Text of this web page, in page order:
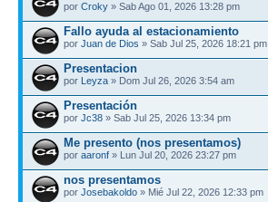
por Croky » Sab Ago 01, 2026 13:28 pm
Fallo ayuda al estacionamiento
por Juan de Dios » Sab Jul 25, 2026 18:21 pm
Presentacion
por Leyza » Dom Jul 26, 2026 3:54 am
Presentación
por Jc38 » Sab Jul 25, 2026 13:34 pm
Me presento (nos presentamos)
por aaronf » Lun Jul 20, 2026 23:27 pm
nos presentamos
por Josebakoldo » Mié Jul 22, 2026 12:33 pm